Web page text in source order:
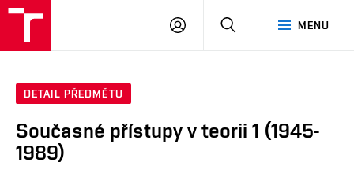
MENU
PŘIHLÁSIT
DETAIL PŘEDMĚTU
Současné přístupy v teorii 1 (1945-
1989)